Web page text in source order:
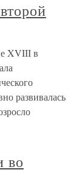
XVIII в
развивалась
во